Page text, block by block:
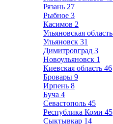
Рязань 27
Рыбное 3
Касимов 2
Ульяновская область
Ульяновск 31
Димитровград 3
Новоульяновск 1
Киевская область 46
Бровары 9
Ирпень 8
Буча 4
Севастополь 45
Республика Коми 45
Сыктывкар 14